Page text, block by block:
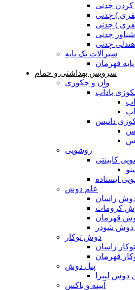
کردن چدنی
) چدنی
) چدنی
چدنی
چدنی
شیرآلات تک پایه
قهرمان
سرویس بهداشتی و حمام
وان و جکوزی
بادآب
داتیس
روشویی
کابینتی
ایستاده
علم دوش
راسان
کرومات
قهرمان
دوش شودر
دوش توکار
راسان
قهرمان
پنل دوش
دوش لیبرا
آیینه و باکس